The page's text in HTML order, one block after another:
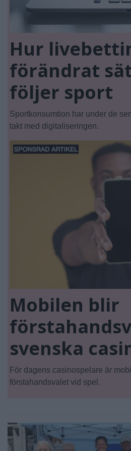
Hur
förändrat
följer sport
Sportkonsumtion har under de
takt med digitaliseringen.
Mobilen blir
svenska
För dagens casinospelare är
förstahandsvalet vid spel.